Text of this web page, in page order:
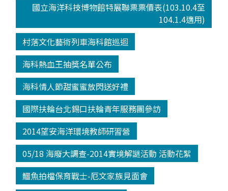
國立海洋科技博物館特展聯票票價表(103.10.4至
104.1.4適用)
村落文化藝術列車海科館巡迴
海科熱血王抽獎名單公布
海科情人節甜蜜蜜放閃送好禮
國際扶輪台北錫口扶輪青年服務團參訪
2014望安海洋環境教師研習營
05/18 海廢大調查-2014實境解謎活動 活動花絮
鱷魚拍檔保育戰士-厄文家族見面會